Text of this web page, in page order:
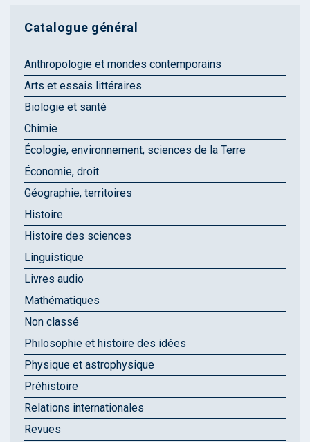
Catalogue général
Anthropologie et mondes contemporains
Arts et essais littéraires
Biologie et santé
Chimie
Écologie, environnement, sciences de la Terre
Économie, droit
Géographie, territoires
Histoire
Histoire des sciences
Linguistique
Livres audio
Mathématiques
Non classé
Philosophie et histoire des idées
Physique et astrophysique
Préhistoire
Relations internationales
Revues